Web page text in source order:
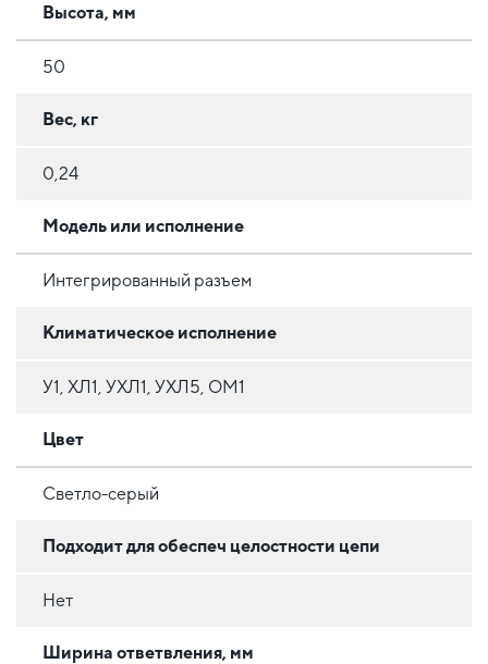
Высота, мм
50
Вес, кг
0,24
Модель или исполнение
Интегрированный разъем
Климатическое исполнение
У1, ХЛ1, УХЛ1, УХЛ5, ОМ1
Цвет
Светло-серый
Подходит для обеспеч целостности цепи
Нет
Ширина ответвления, мм